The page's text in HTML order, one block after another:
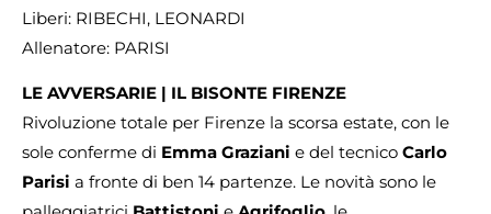
Liberi: RIBECHI, LEONARDI
Allenatore: PARISI
LE AVVERSARIE | IL BISONTE FIRENZE
Rivoluzione totale per Firenze la scorsa estate, con le
sole conferme di Emma Graziani e del tecnico Carlo
Parisi a fronte di ben 14 partenze. Le novità sono le